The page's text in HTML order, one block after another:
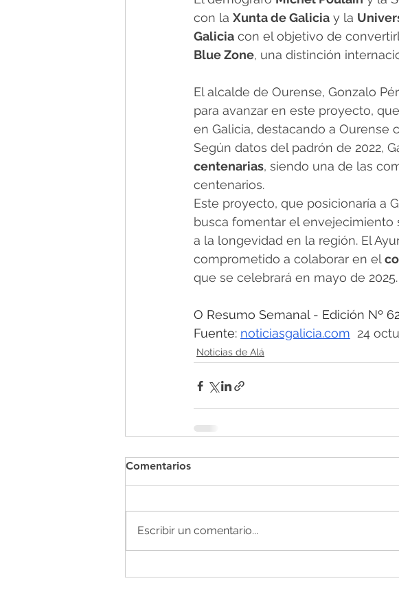
con la Xunta de Galicia y la
Galicia con el objetivo de
Blue Zone, una distinción
El alcalde de Ourense, Gonzalo
para avanzar en este proyecto,
en Galicia, destacando a Ourense
Según datos del padrón de 2022,
centenarias, siendo una de las
centenarios.
Este proyecto, que posicionaría a
busca fomentar el
a la longevidad en la región. El
comprometido a colaborar en el
que se celebrará en mayo de 2025.
O Resumo Semanal - Edición Nº
Fuente: noticiasgalicia.com
24
Noticias de Alá
Comentarios
Escribir un comentario...